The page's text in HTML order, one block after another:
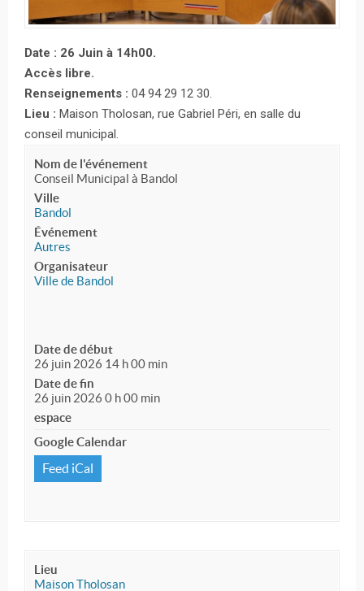
Date : 26 Juin à 14h00.
Accès libre.
Renseignements : 04 94 29 12 30.
Lieu : Maison Tholosan, rue Gabriel Péri, en salle du
conseil municipal.
Nom de l'événement
Conseil Municipal à Bandol
Ville
Bandol
Événement
Autres
Organisateur
Ville de Bandol
Date de début
26 juin 2026 14 h 00 min
Date de fin
26 juin 2026 0 h 00 min
espace
Google Calendar
Feed iCal
Lieu
Maison Tholosan